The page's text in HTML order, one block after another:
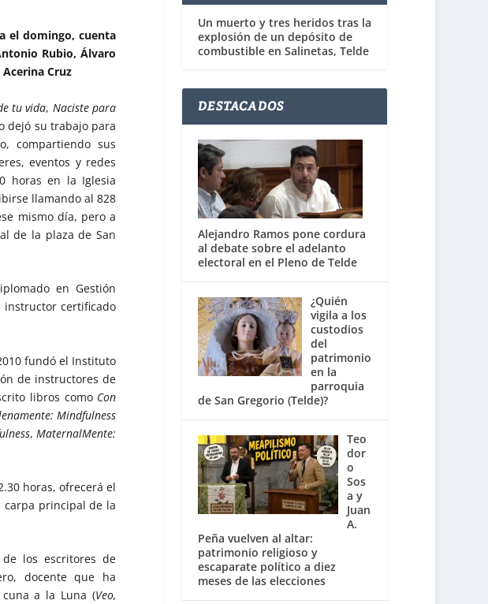
el domingo, cuenta
Rubio, Álvaro
Cruz
tu vida, Naciste para
dejó su trabajo para
compartiendo sus
eventos y redes
horas en la Iglesia
llamando al 828
mismo día, pero a
de la plaza de San
en Gestión
instructor certificado
fundó el Instituto
de instructores de
libros como Con
Mindfulness
,MaternalMente:
horas, ofrecerá el
carpa principal de la
los escritores de
docente que ha
a la Luna (Veo,
Un muerto y tres heridos tras la
explosión de un depósito de
combustible en Salinetas, Telde
DESTACADOS
Alejandro Ramos pone cordura
al debate sobre el adelanto
electoral en el Pleno de Telde
¿Quién
vigila a los
custodios
del
patrimonio
en la
parroquia
de San Gregorio (Telde)?
Teo
dor
o
Sos
a y
Juan
A.
Peña vuelven al altar:
patrimonio religioso y
escaparate político a diez
meses de las elecciones